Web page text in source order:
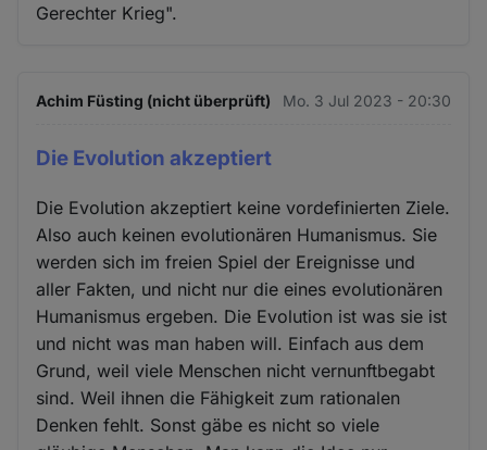
Gerechter Krieg".
Achim Füsting (nicht überprüft) Mo. 3 Jul 2023 - 20:30
Die Evolution akzeptiert
Die Evolution akzeptiert keine vordefinierten Ziele.
Also auch keinen evolutionären Humanismus. Sie
werden sich im freien Spiel der Ereignisse und
aller Fakten, und nicht nur die eines evolutionären
Humanismus ergeben. Die Evolution ist was sie ist
und nicht was man haben will. Einfach aus dem
Grund, weil viele Menschen nicht vernunftbegabt
sind. Weil ihnen die Fähigkeit zum rationalen
Denken fehlt. Sonst gäbe es nicht so viele